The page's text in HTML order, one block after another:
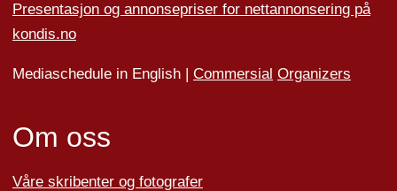
Presentasjon og annonsepriser for nettannonsering på
kondis.no
Mediaschedule in English | Commersial Organizers
Om oss
Våre skribenter og fotografer